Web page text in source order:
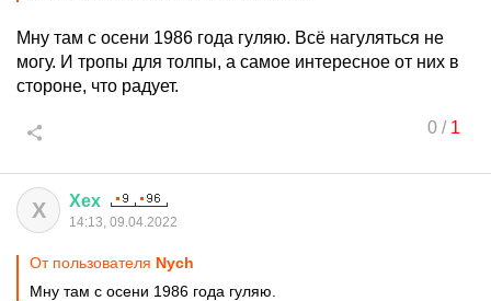
Мну там с осени 1986 года гуляю. Всё нагуляться не
могу. И тропы для толпы, а самое интересное от них в
стороне, что радует.
0/ 1
Х Хех
14:13, 09.04.2022
От пользователя Nych
Мну там с осени 1986 года гуляю.